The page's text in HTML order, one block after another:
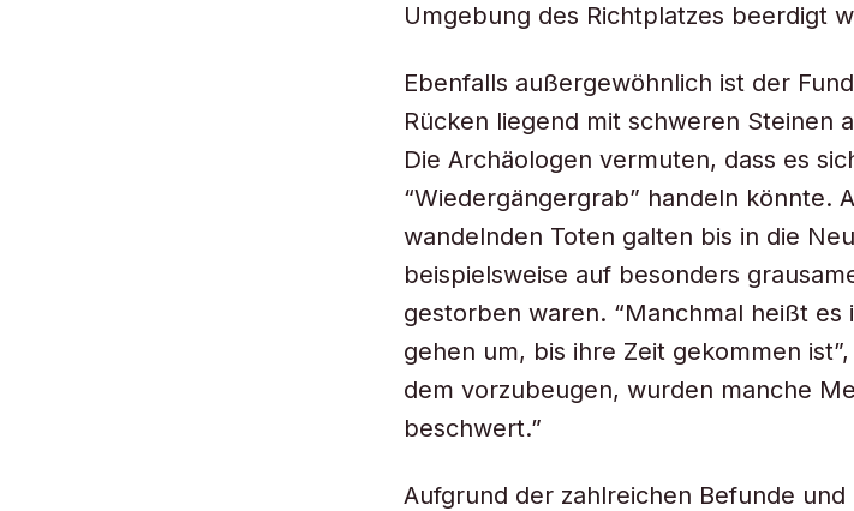
Umgebung des Richtplatzes beerdigt
Ebenfalls außergewöhnlich ist der
Rücken liegend mit schweren Steinen
Die Archäologen vermuten, dass es
“Wiedergängergrab” handeln könnte.
wandelnden Toten galten bis in die
beispielsweise auf besonders
gestorben waren. “Manchmal heißt es
gehen um, bis ihre Zeit gekommen
dem vorzubeugen, wurden manche
beschwert.”
Aufgrund der zahlreichen Befunde und